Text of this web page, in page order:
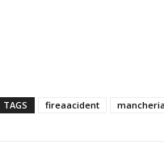
TAGS fireaacident